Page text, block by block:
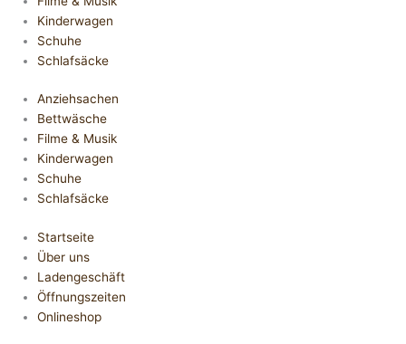
Kinderwagen
Schuhe
Schlafsäcke
Anziehsachen
Bettwäsche
Filme & Musik
Kinderwagen
Schuhe
Schlafsäcke
Startseite
Über uns
Ladengeschäft
Öffnungszeiten
Onlineshop